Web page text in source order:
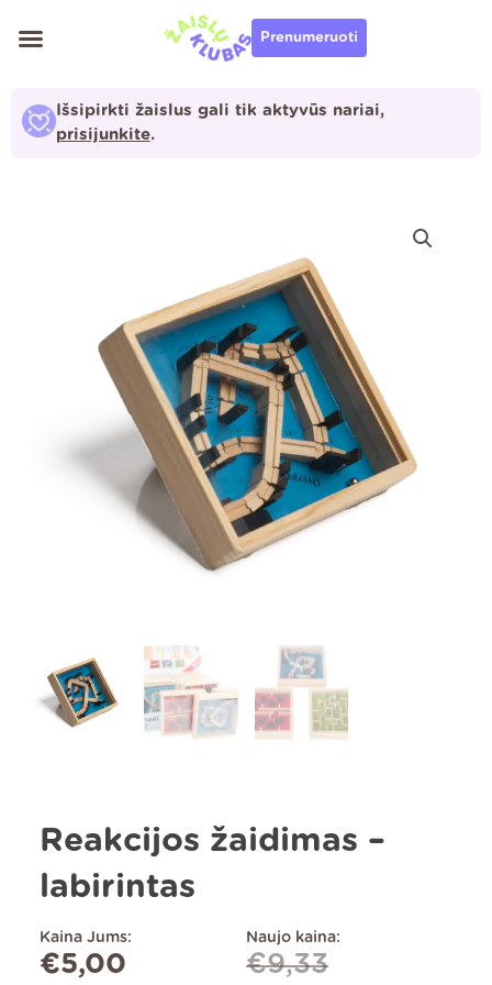
prie
Prenumeruoti
Išsipirkti žaislus gali tik aktyvūs nariai,
prisijunkite.
Reakcijos žaidimas –
labirintas
Kaina Jums:
€5,00
Naujo kaina:
€9,33